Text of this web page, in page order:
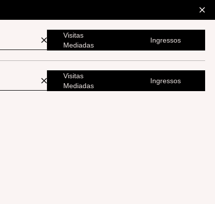
Visitas
Mediadas
Ingressos
Visitas
Mediadas
Ingressos